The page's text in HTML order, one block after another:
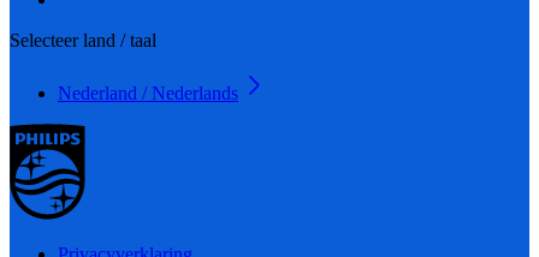
Selecteer land / taal
Nederland / Nederlands